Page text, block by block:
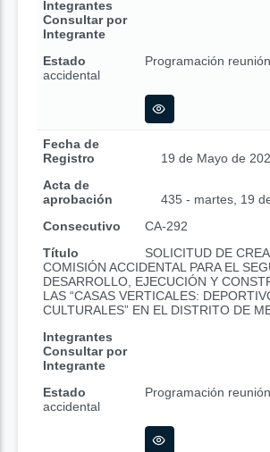
Integrantes
Consultar por
Integrante
Estado
Programación
accidental
Fecha de
Registro
19 de Mayo de
Acta de
aprobación
435 - martes, 19
Consecutivo
CA-292
Título
SOLICITUD DE
COMISIÓN ACCIDENTAL PARA EL
DESARROLLO, EJECUCIÓN Y
LAS “CASAS VERTICALES:
CULTURALES” EN EL DISTRITO DE
Integrantes
Consultar por
Integrante
Estado
Programación
accidental